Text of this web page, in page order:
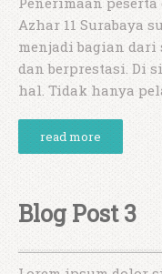
Azhar 11 Surabaya
menjadi bagian
dan berprestasi. Di
hal. Tidak hanya
read more
Blog Post 3